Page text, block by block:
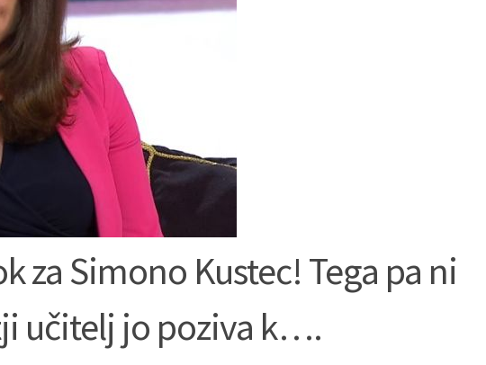
za Simono Kustec! Tega pa ni
učitelj jo poziva k….